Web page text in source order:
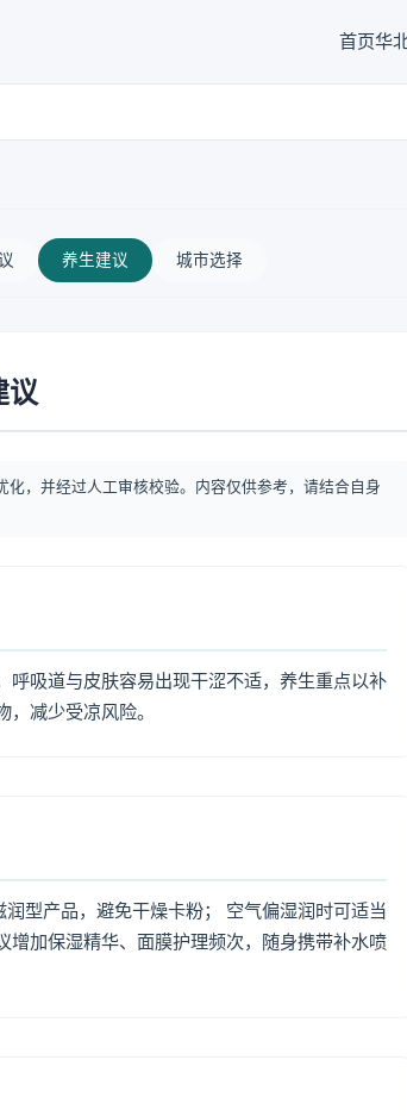
首页华
养生建议 城市选择
议
，并经过人工审核校验。内容仅供参考，请结合自身
吸道与皮肤容易出现干涩不适，养生重点以补
减少受凉风险。
型产品，避免干燥卡粉； 空气偏湿润时可适当
加保湿精华、面膜护理频次，随身携带补水喷